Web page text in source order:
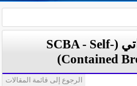
دورة جهاز التنفس الذاتي (SCBA - Self-
Contained
الرجوع إلى قائمة المقالات